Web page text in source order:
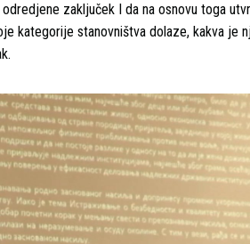
zaključek I da na osnovu toga
kategorije stanovništva dolaze, kakva je